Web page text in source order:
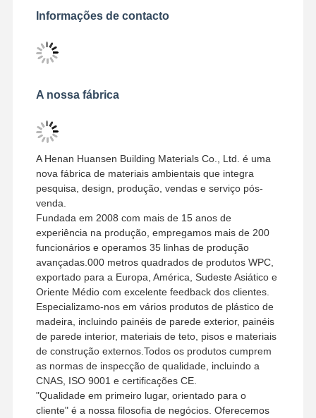
Informações de contacto
A nossa fábrica
A Henan Huansen Building Materials Co., Ltd. é uma
nova fábrica de materiais ambientais que integra
pesquisa, design, produção, vendas e serviço pós-
venda.
Fundada em 2008 com mais de 15 anos de
experiência na produção, empregamos mais de 200
funcionários e operamos 35 linhas de produção
avançadas.000 metros quadrados de produtos WPC,
exportado para a Europa, América, Sudeste Asiático e
Oriente Médio com excelente feedback dos clientes.
Especializamo-nos em vários produtos de plástico de
madeira, incluindo painéis de parede exterior, painéis
de parede interior, materiais de teto, pisos e materiais
de construção externos.Todos os produtos cumprem
as normas de inspecção de qualidade, incluindo a
CNAS, ISO 9001 e certificações CE.
"Qualidade em primeiro lugar, orientado para o
cliente" é a nossa filosofia de negócios. Oferecemos